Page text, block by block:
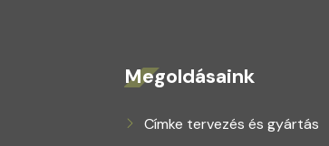
Megoldásaink
Címke tervezés és gyártás